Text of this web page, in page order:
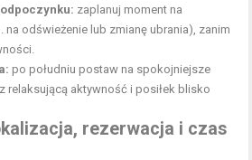
zaplanuj moment na
odświeżenie lub zmianę ubrania), zanim
po południu postaw na spokojniejsze
relaksującą aktywność i posiłek blisko
rezerwacja i czas